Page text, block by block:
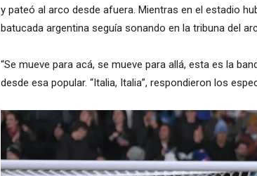
y pateó al arco desde afuera. Mientras en el estadio
batucada argentina seguía sonando en la tribuna del
“Se mueve para acá, se mueve para allá, esta es la
desde esa popular. “Italia, Italia”, respondieron los